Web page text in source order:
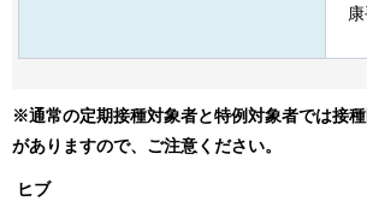
※通常の定期接種対象者と特例対象者では接
がありますので、ご注意ください。
ヒブ